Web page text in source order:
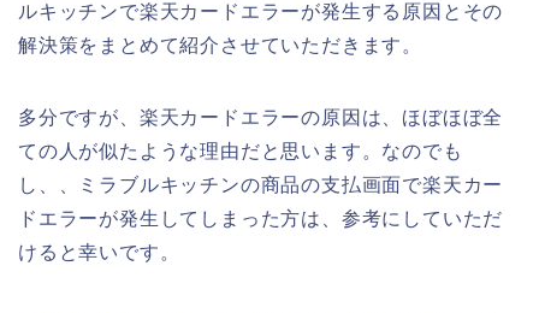
ルキッチンで楽天カードエラーが発生する原因とその
解決策をまとめて紹介させていただきます。
多分ですが、楽天カードエラーの原因は、ほぼほぼ全
ての人が似たような理由だと思います。なのでも
し、、ミラブルキッチンの商品の支払画面で楽天カー
ドエラーが発生してしまった方は、参考にしていただ
けると幸いです。